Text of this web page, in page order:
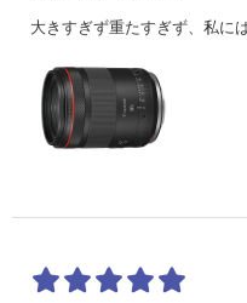
大きすぎず重たすぎず、私に